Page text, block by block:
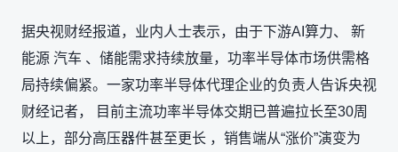
据央视财经报道，业内人士表示，由于下游AI算力、 新
能源 汽车 、储能需求持续放量，功率半导体市场供需格
局持续偏紧。一家功率半导体代理企业的负责人告诉央视
财经记者， 目前主流功率半导体交期已普遍拉长至30周
以上，部分高压器件甚至更长 ，销售端从“涨价”演变为